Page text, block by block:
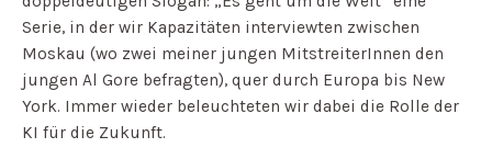
Serie, in der wir Kapazitäten interviewten zwischen
Moskau (wo zwei meiner jungen MitstreiterInnen den
jungen Al Gore befragten), quer durch Europa bis New
York. Immer wieder beleuchteten wir dabei die Rolle der
KI für die Zukunft.